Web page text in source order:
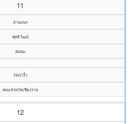
11
สามเณร
พุทธิวัฒน์
สมณะ
วัดป่างิ้ว
คณะจังหวัดเชียงราย
12